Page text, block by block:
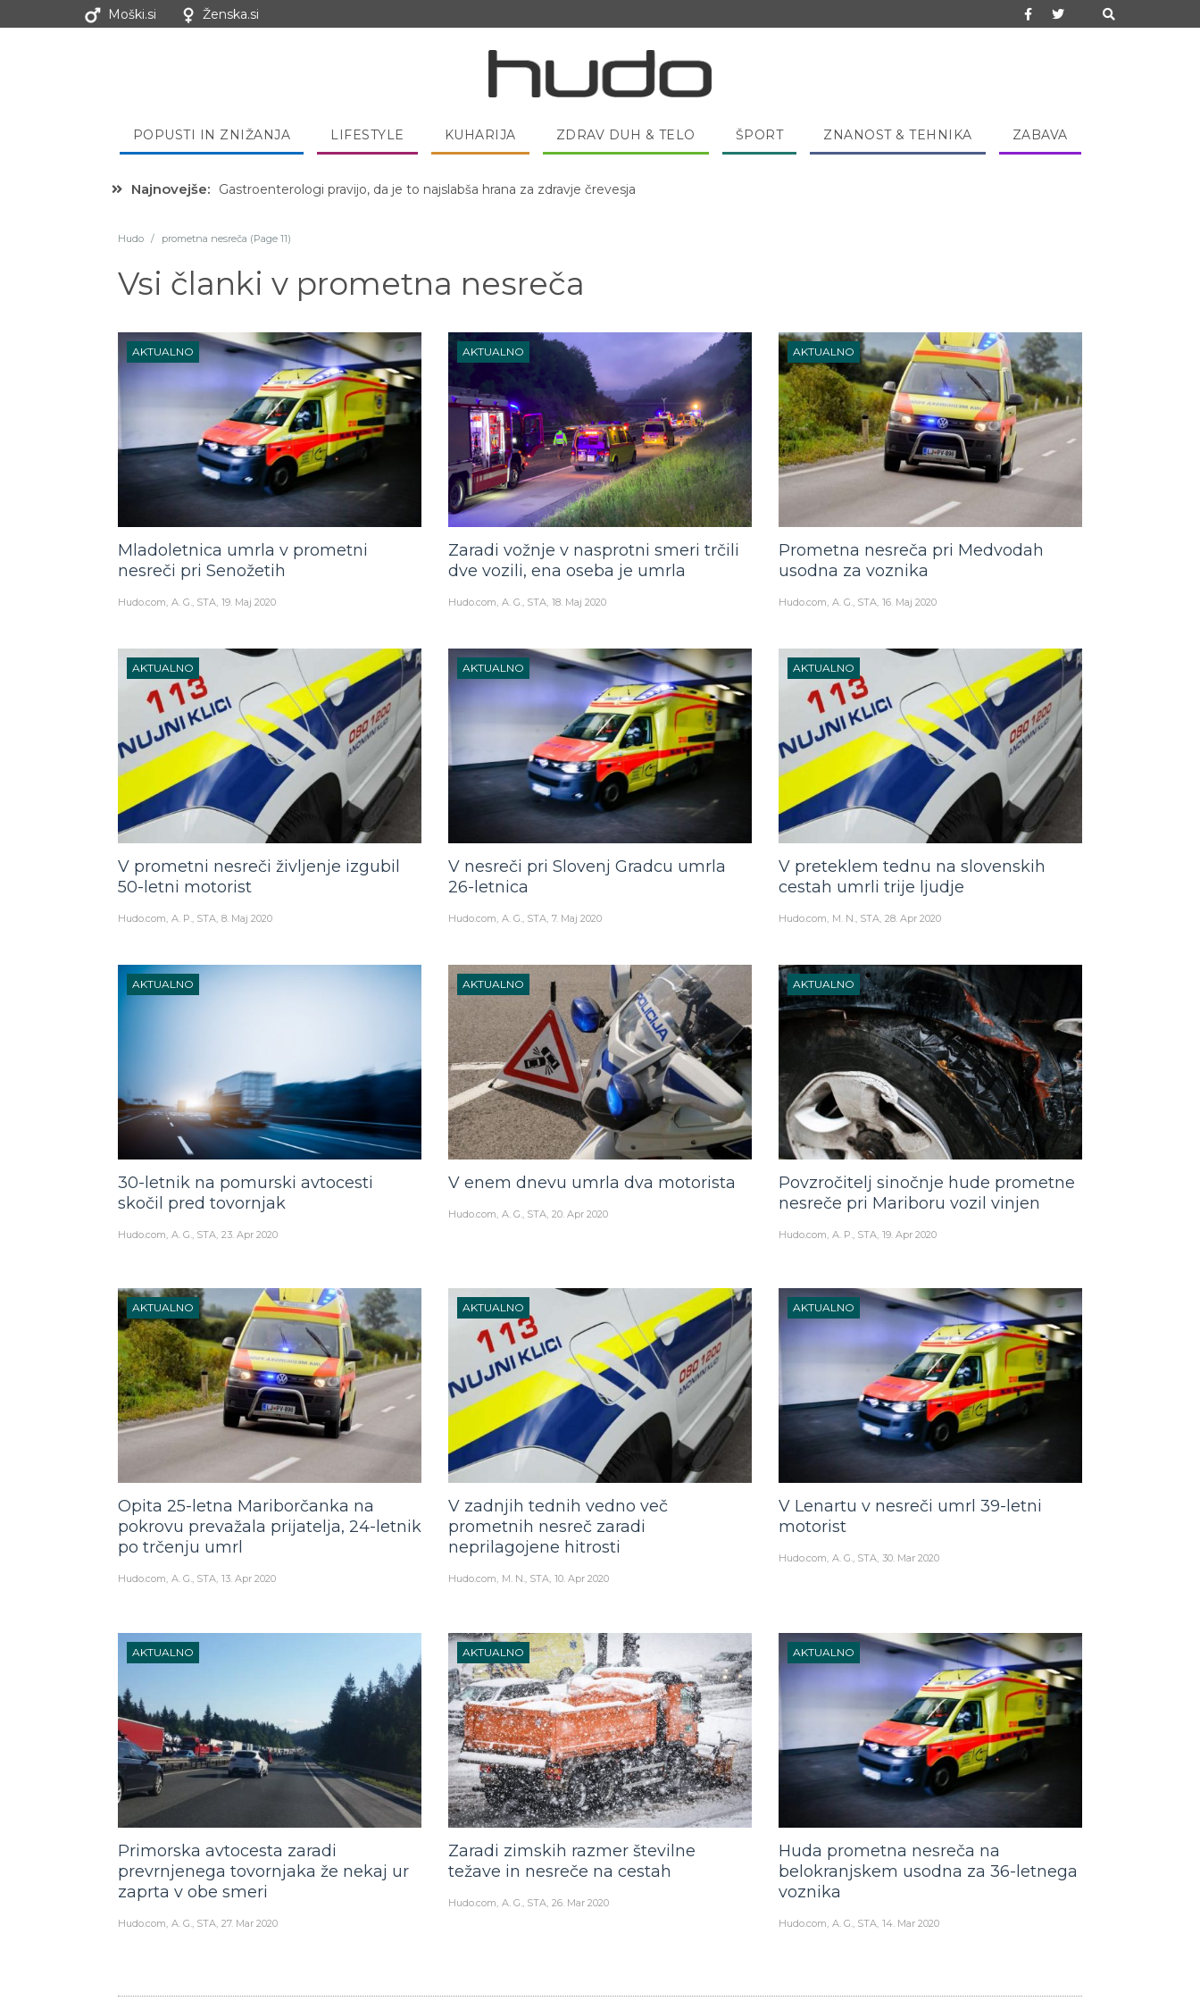
Moški.si Ženska.si
POPUSTI IN ZNIŽANJA LIFESTYLE KUHARIJA ZDRAV DUH & TELO ŠPORT ZNANOST & TEHNIKA ZABAVA
Najnovejše: Hibernacijska dieta: Zakaj je pred spanjem dobro pojesti žlico medu?
Hudo / prometna nesreča (Page 11)
Vsi članki v prometna nesreča
AKTUALNO
Mladoletnica umrla v prometni
nesreči pri Senožetih
Hudo.com A. G., STA 19. Maj 2020
AKTUALNO
Zaradi vožnje v nasprotni smeri trčili
dve vozili, ena oseba je umrla
Hudo.com A. G., STA 18. Maj 2020
AKTUALNO
Prometna nesreča pri Medvodah
usodna za voznika
Hudo.com A. G., STA 16. Maj 2020
AKTUALNO
V prometni nesreči življenje izgubil
50-letni motorist
Hudo.com A. P., STA 8. Maj 2020
AKTUALNO
V nesreči pri Slovenj Gradcu umrla
26-letnica
Hudo.com A. G., STA 7. Maj 2020
AKTUALNO
V preteklem tednu na slovenskih
cestah umrli trije ljudje
Hudo.com M. N., STA 28. Apr 2020
AKTUALNO
30-letnik na pomurski avtocesti
skočil pred tovornjak
Hudo.com A. G., STA 23. Apr 2020
AKTUALNO
V enem dnevu umrla dva motorista
Hudo.com A. G., STA 20. Apr 2020
AKTUALNO
Povzročitelj sinočnje hude prometne
nesreče pri Mariboru vozil vinjen
Hudo.com A. P., STA 19. Apr 2020
AKTUALNO
Opita 25-letna Mariborčanka na
pokrovu prevažala prijatelja, 24-letnik
po trčenju umrl
Hudo.com A. G., STA 13. Apr 2020
AKTUALNO
V zadnjih tednih vedno več
prometnih nesreč zaradi
neprilagojene hitrosti
Hudo.com M. N., STA 10. Apr 2020
AKTUALNO
V Lenartu v nesreči umrl 39-letni
motorist
Hudo.com A. G., STA 30. Mar 2020
AKTUALNO
Primorska avtocesta zaradi
prevrnjenega tovornjaka že nekaj ur
zaprta v obe smeri
Hudo.com A. G., STA 27. Mar 2020
AKTUALNO
Zaradi zimskih razmer številne
težave in nesreče na cestah
Hudo.com A. G., STA 26. Mar 2020
AKTUALNO
Huda prometna nesreča na
belokranjskem usodna za 36-letnega
voznika
Hudo.com A. G., STA 14. Mar 2020